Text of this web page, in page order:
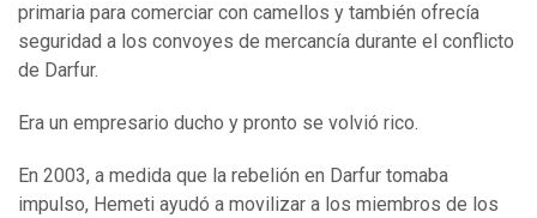
primaria para comerciar con camellos y también ofrecía
seguridad a los convoyes de mercancía durante el conflicto
de Darfur.
Era un empresario ducho y pronto se volvió rico.
En 2003, a medida que la rebelión en Darfur tomaba
impulso, Hemeti ayudó a movilizar a los miembros de los